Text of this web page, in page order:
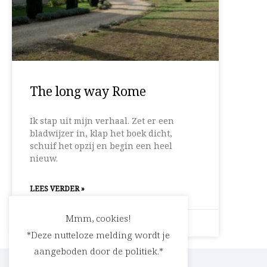
The long way Rome
Ik stap uit mijn verhaal. Zet er een
bladwijzer in, klap het boek dicht,
schuif het opzij en begin een heel
nieuw.
LEES VERDER »
30 mei 2019 Geen reacties
Mmm, cookies!
*Deze nutteloze melding wordt je
aangeboden door de politiek.*